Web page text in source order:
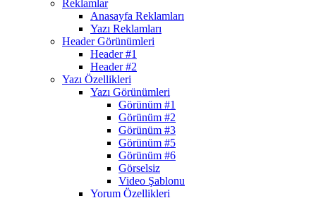
Reklamlar
Anasayfa Reklamları
Yazı Reklamları
Header Görünümleri
Header #1
Header #2
Yazı Özellikleri
Yazı Görünümleri
Görünüm #1
Görünüm #2
Görünüm #3
Görünüm #5
Görünüm #6
Görselsiz
Video Şablonu
Yorum Özellikleri